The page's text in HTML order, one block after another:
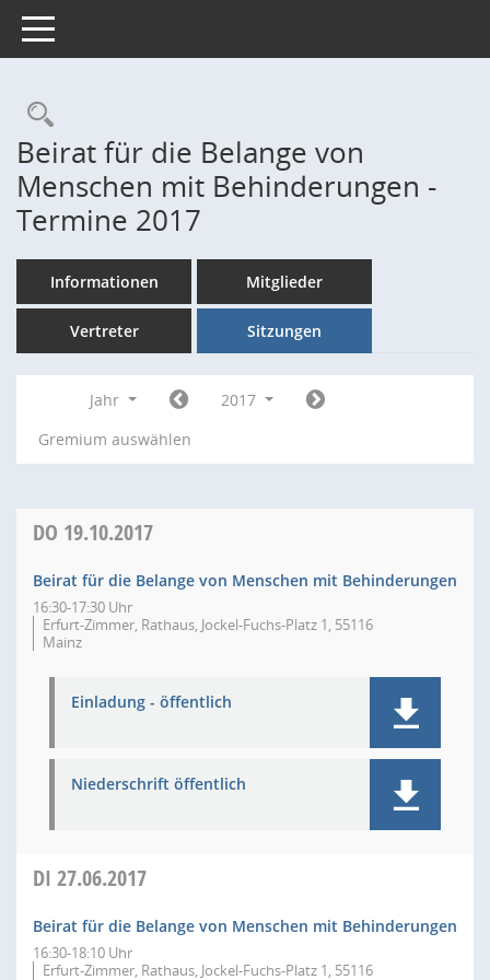
Toggle navigation
Rechercheauswahl
Beirat für die Belange von
Menschen mit Behinderungen -
Termine 2017
Informationen Mitglieder
Vertreter Sitzungen
Jahr
2017
Gremium auswählen
DO 19.10.2017
Beirat für die Belange von Menschen mit Behinderungen
16:30-17:30 Uhr
Erfurt-Zimmer, Rathaus, Jockel-Fuchs-Platz 1, 55116
Mainz
Einladung - öffentlich
Niederschrift öffentlich
DI 27.06.2017
Beirat für die Belange von Menschen mit Behinderungen
16:30-18:10 Uhr
Erfurt-Zimmer, Rathaus, Jockel-Fuchs-Platz 1, 55116